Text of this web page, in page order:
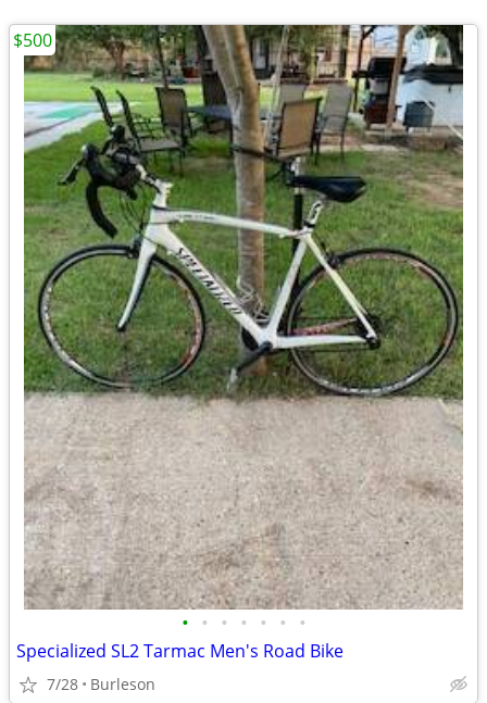
• • • • • • •
Specialized SL2 Tarmac Men's Road Bike
7/28 Burleson
$500